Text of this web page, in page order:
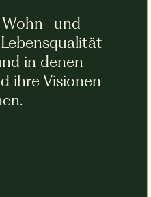
und
in denen
ihre Visionen